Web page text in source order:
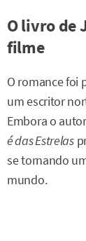
O livro de
filme
O romance foi
um escritor
Embora o
é das Estrelas
se tornando
mundo.